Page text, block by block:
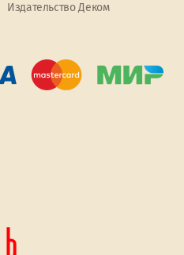
Издательство Деком